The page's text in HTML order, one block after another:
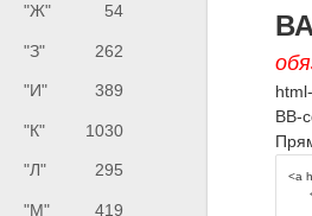
"Ж" 54
"З" 262
"И" 389
"К" 1030
"Л" 295
"М" 419
BB-